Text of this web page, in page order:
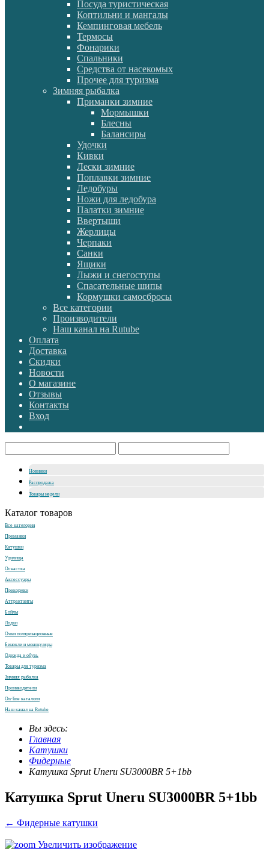
Посуда туристическая
Коптильни и мангалы
Кемпинговая мебель
Термосы
Фонарики
Спальники
Средства от насекомых
Прочее для туризма
Зимняя рыбалка
Приманки зимние
Мормышки
Блесны
Балансиры
Удочки
Кивки
Лески зимние
Поплавки зимние
Ледобуры
Ножи для ледобура
Палатки зимние
Ввертыши
Жерлицы
Черпаки
Санки
Ящики
Лыжи и снегоступы
Спасательные шипы
Кормушки самосбросы
Все категории
Производители
Наш канал на Rutube
Оплата
Доставка
Скидки
Новости
О магазине
Отзывы
Контакты
Вход
Новинки
Распродажа
Товары недели
Каталог товаров
Все категории
Приманки
Катушки
Удилища
Оснастка
Аксессуары
Прикормки
Аттрактанты
Бойлы
Лодки
Очки поляризационные
Бинокли и монокуляры
Одежда и обувь
Товары для туризма
Зимняя рыбалка
Производители
On-line каталоги
Наш канал на Rutube
Вы здесь:
Главная
Катушки
Фидерные
Катушка Sprut Uneru SU3000BR 5+1bb
Катушка Sprut Uneru SU3000BR 5+1bb
← Фидерные катушки
Увеличить изображение